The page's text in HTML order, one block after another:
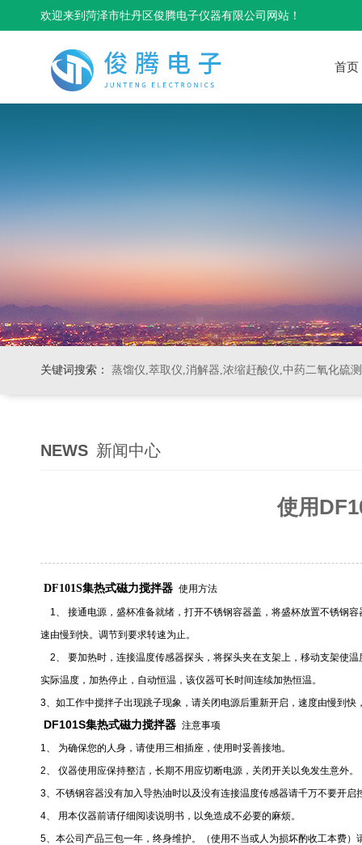
欢迎来到菏泽市牡丹区俊腾电子仪器有限公司网站！
首页
关键词搜索： 蒸馏仪,萃取仪,消解器,浓缩赶酸仪,中药二氧化硫
NEWS 新闻中心
使用
DF101S集热式磁力搅拌器 使用方法
1、
接通电源，盛杯准备就绪，打开不锈钢容器盖，将盛杯放置不锈钢
速由慢到快。调节到要求转速为止。
2、
要加热时，连接温度传感器探头，将探头夹在支架上，移动支架使
实际温度，加热停止，自动恒温，该仪器可长时间连续加热恒温。
3、如工作中搅拌子出现跳子现象，请关闭电源后重新开启，速度由慢到快
DF101S集热式磁力搅拌器 注意事项
1、
为确保您的人身，请使用三相插座，使用时妥善接地。
2、
仪器使用应保持整洁，长期不用应切断电源，关闭开关以免发生意外。
3、不锈钢容器没有加入导热油时以及没有连接温度传感器请千万不要开启
4、
用本仪器前请仔细阅读说明书，以免造成不必要的麻烦。
5、本公司产品三包一年，终身维护。（使用不当或人为损坏酌收工本费）